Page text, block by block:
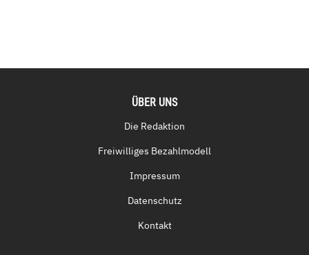
ÜBER UNS
Die Redaktion
Freiwilliges Bezahlmodell
Impressum
Datenschutz
Kontakt